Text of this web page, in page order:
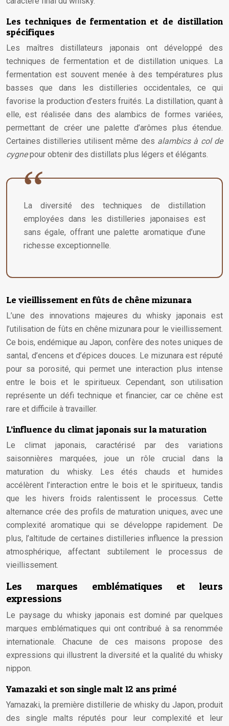
Les techniques de fermentation et de distillation
spécifiques
Les maîtres distillateurs japonais ont développé des
techniques de fermentation et de distillation uniques. La
fermentation est souvent menée à des températures plus
basses que dans les distilleries occidentales, ce qui
favorise la production d’esters fruités. La distillation, quant à
elle, est réalisée dans des alambics de formes variées,
permettant de créer une palette d’arômes plus étendue.
Certaines distilleries utilisent même des alambics à col de
cygnepour obtenir des distillats plus légers et élégants.
La diversité des techniques de distillation
employées dans les distilleries japonaises est
sans égale, offrant une palette aromatique d’une
richesse exceptionnelle.
Le vieillissement en fûts de chêne mizunara
L’une des innovations majeures du whisky japonais est
l’utilisation de fûts en chêne mizunara pour le vieillissement.
Ce bois, endémique au Japon, confère des notes uniques de
santal, d’encens et d’épices douces. Le mizunara est réputé
pour sa porosité, qui permet une interaction plus intense
entre le bois et le spiritueux. Cependant, son utilisation
représente un défi technique et financier, car ce chêne est
rare et difficile à travailler.
L’influence du climat japonais sur la maturation
Le climat japonais, caractérisé par des variations
saisonnières marquées, joue un rôle crucial dans la
maturation du whisky. Les étés chauds et humides
accélèrent l’interaction entre le bois et le spiritueux, tandis
que les hivers froids ralentissent le processus. Cette
alternance crée des profils de maturation uniques, avec une
complexité aromatique qui se développe rapidement. De
plus, l’altitude de certaines distilleries influence la pression
atmosphérique, affectant subtilement le processus de
vieillissement.
Les marques emblématiques et leurs
expressions
Le paysage du whisky japonais est dominé par quelques
marques emblématiques qui ont contribué à sa renommée
internationale. Chacune de ces maisons propose des
expressions qui illustrent la diversité et la qualité du whisky
nippon.
Yamazaki et son single malt 12 ans primé
Yamazaki, la première distillerie de whisky du Japon, produit
des single malts réputés pour leur complexité et leur